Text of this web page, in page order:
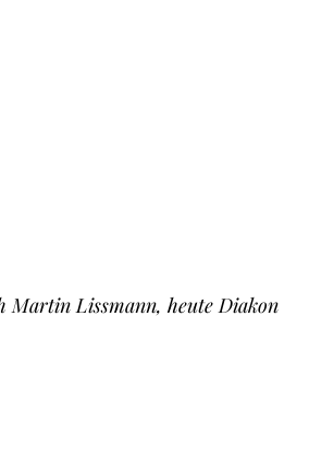
Martin Lissmann, heute Diakon